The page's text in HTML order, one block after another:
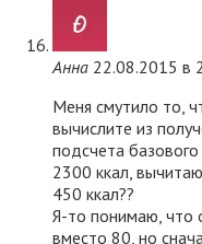
Анна 22.08.2015 в
Меня смутило то,
вычислите из
подсчета
2300 ккал,
450 ккал??
Я-то понимаю, что
вместо 80, но